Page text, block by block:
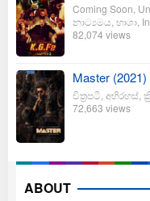
Coming Soon
නාට්‍යමය භාශා
82,074 views
Master
චිත්‍රපටි අභිරහස්
72,663 views
ABOUT